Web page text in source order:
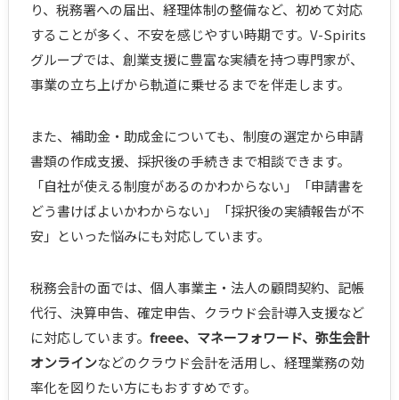
り、税務署への届出、経理体制の整備など、初めて対応
することが多く、不安を感じやすい時期です。V-Spirits
グループでは、創業支援に豊富な実績を持つ専門家が、
事業の立ち上げから軌道に乗せるまでを伴走します。
また、補助金・助成金についても、制度の選定から申請
書類の作成支援、採択後の手続きまで相談できます。
「自社が使える制度があるのかわからない」「申請書を
どう書けばよいかわからない」「採択後の実績報告が不
安」といった悩みにも対応しています。
税務会計の面では、個人事業主・法人の顧問契約、記帳
代行、決算申告、確定申告、クラウド会計導入支援など
に対応しています。 freee、マネーフォワード、弥生会計
オンラインなどのクラウド会計を活用し、経理業務の効
率化を図りたい方にもおすすめです。